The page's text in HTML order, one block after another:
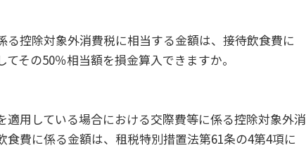
る控除対象外消費税に相当する金額は、接待飲食費に
てその50％相当額を損金算入できますか。
適用している場合における交際費等に係る控除対象外消
食費に係る金額は、租税特別措置法第61条の4第4項に